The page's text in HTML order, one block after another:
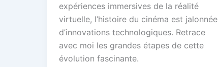
expériences immersives de la réalité
virtuelle, l’histoire du cinéma est jalonnée
d’innovations technologiques. Retrace
avec moi les grandes étapes de cette
évolution fascinante.